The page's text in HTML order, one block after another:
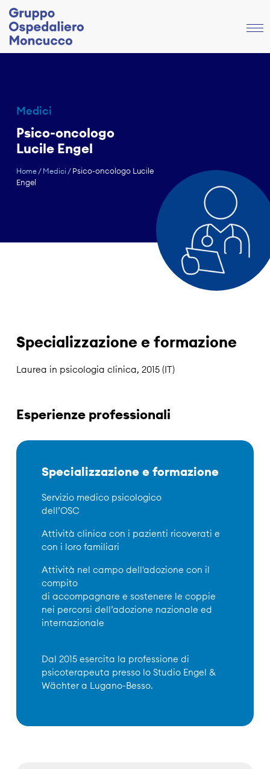
Medici
Psico-oncologo
Lucile Engel
Home / Medici / Psico-oncologo Lucile
Engel
Specializzazione e formazione
Laurea in psicologia clinica, 2015 (IT)
Esperienze professionali
Specializzazione e formazione
Servizio medico psicologico
dell’OSC
Attività clinica con i pazienti ricoverati e
con i loro familiari
Attività nel campo dell'adozione con il
compito
di accompagnare e sostenere le coppie
nei percorsi dell’adozione nazionale ed
internazionale
Dal 2015 esercita la professione di
psicoterapeuta presso lo Studio Engel &
Wächter a Lugano-Besso.